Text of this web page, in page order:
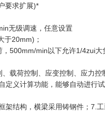
要求扩展)*
无级调速，任意设置
于20mm)；
500mm/min以下允许1/4zui大
载荷控制、应变控制、应力控
定义计算功能，能够自动进行
架结构，横梁采用铸钢件；7.